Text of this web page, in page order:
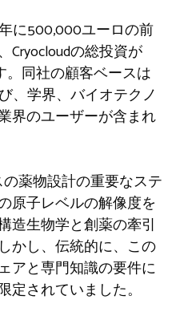
に500,000ユーロの前
Cryocloudの総投資が
同社の顧客ベースは
、学界、バイオテクノ
界のユーザーが含まれ
薬物設計の重要なステ
原子レベルの解像度を
造生物学と創薬の牽引
かし、伝統的に、この
アと専門知識の要件に
定されていました。